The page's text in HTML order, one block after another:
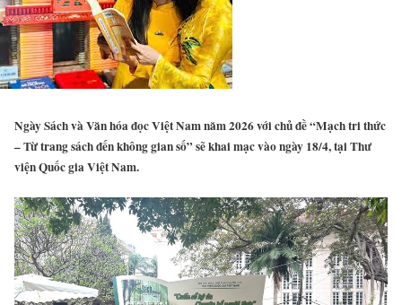
Ngày Sách và Văn hóa đọc Việt Nam năm 2026 với chủ đề “Mạch tri thức
– Từ trang sách đến không gian số” sẽ khai mạc vào ngày 18/4, tại Thư
viện Quốc gia Việt Nam.